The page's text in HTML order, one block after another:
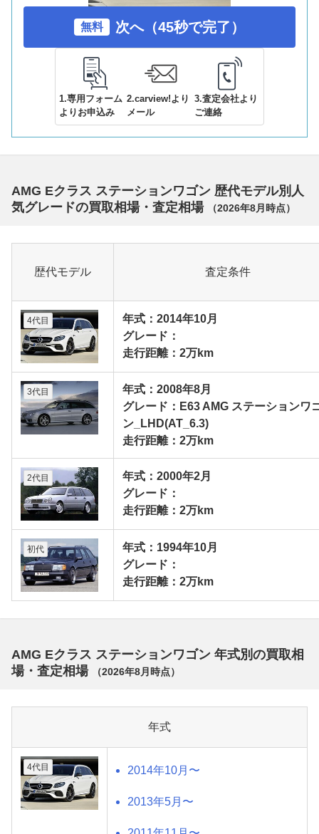
無料 次へ（45秒で完了）
1.専用フォーム
よりお申込み
2.carview!より
メール
3.査定会社より
ご連絡
AMG Eクラス ステーションワゴン 歴代モデル別人
気グレードの買取相場・査定相場
（2026年8月 時点）
歴代モデル 査定条件
4代目
年式：2014年10月
グレード：
走行距離：2万km
3代目
年式：2008年8月
グレード：E63 AMG ステーションワ
ン_LHD(AT_6.3)
走行距離：2万km
2代目
年式：2000年2月
グレード：
走行距離：2万km
初代
年式：1994年10月
グレード：
走行距離：2万km
AMG Eクラス ステーションワゴン 年式別の買取相
場・査定相場
（2026年8月 時点）
年式
4代目 2014年10月〜
2013年5月〜